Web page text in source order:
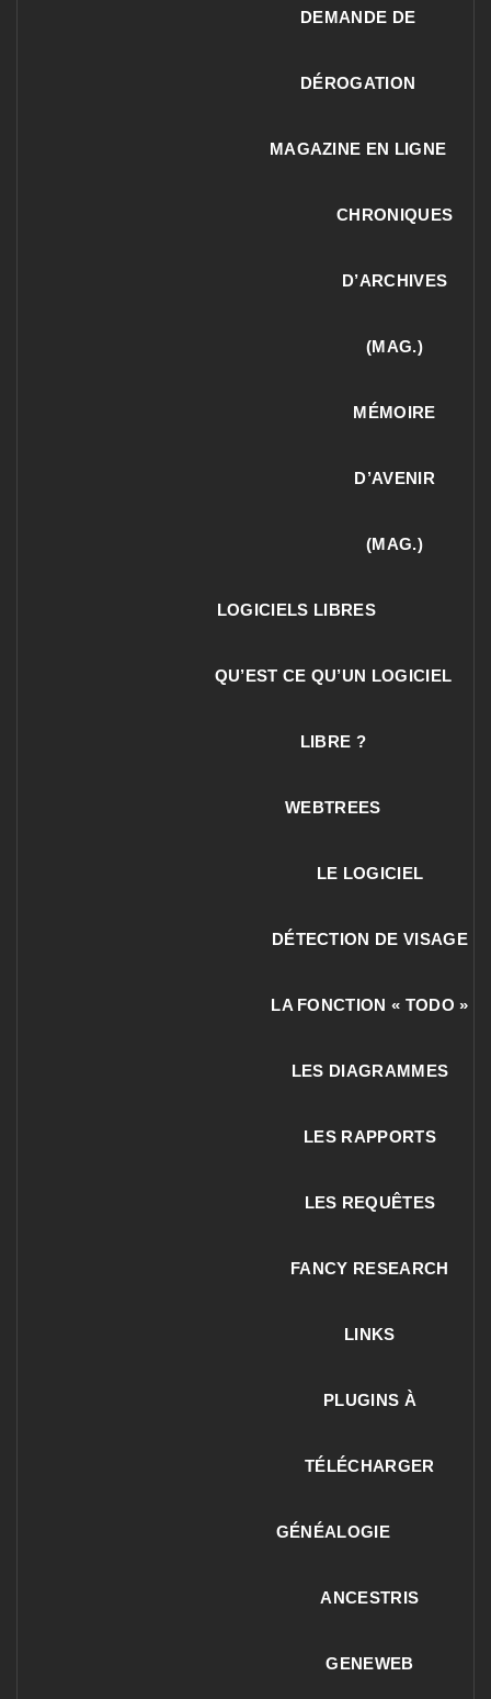
DEMANDE DE
DÉROGATION
MAGAZINE EN LIGNE
CHRONIQUES
D’ARCHIVES
(MAG.)
MÉMOIRE
D’AVENIR
(MAG.)
LOGICIELS LIBRES
QU’EST CE QU’UN LOGICIEL
LIBRE ?
WEBTREES
LE LOGICIEL
DÉTECTION DE VISAGE
LA FONCTION « TODO »
LES DIAGRAMMES
LES RAPPORTS
LES REQUÊTES
FANCY RESEARCH
LINKS
PLUGINS À
TÉLÉCHARGER
GÉNÉALOGIE
ANCESTRIS
GENEWEB